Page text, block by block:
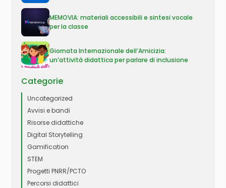
MEMOVIA: materiali accessibili e sintesi vocale
per la classe
Giornata Internazionale dell’Amicizia:
un’attività didattica per parlare di inclusione
Categorie
Uncategorized
Avvisi e bandi
Risorse didattiche
Digital Storytelling
Gamification
STEM
Progetti PNRR/PCTO
Percorsi didattici